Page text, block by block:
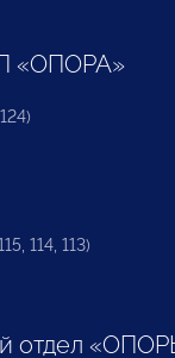
«ОПОРА»
114, 113)
отдел